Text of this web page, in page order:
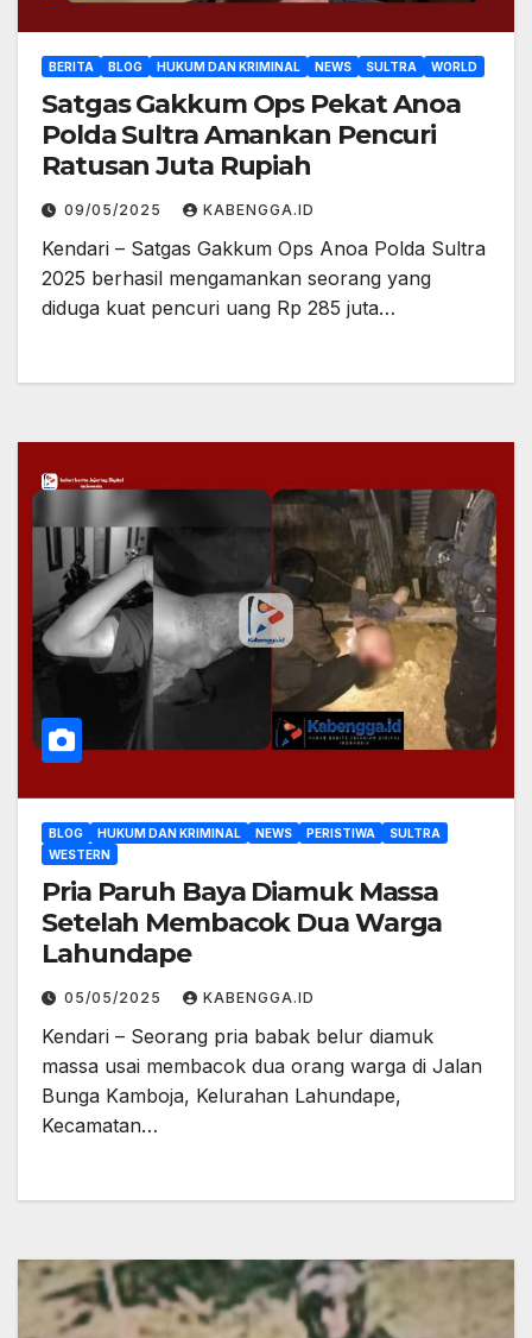
BERITA BLOG HUKUM DAN KRIMINAL NEWS SULTRA WORLD
Satgas Gakkum Ops Pekat Anoa
Polda Sultra Amankan Pencuri
Ratusan Juta Rupiah
09/05/2025 KABENGGA.ID
Kendari – Satgas Gakkum Ops Anoa Polda Sultra
2025 berhasil mengamankan seorang yang
diduga kuat pencuri uang Rp 285 juta…
BLOG HUKUM DAN KRIMINAL NEWS PERISTIWA
SULTRA
WESTERN
Pria Paruh Baya Diamuk Massa
Setelah Membacok Dua Warga
Lahundape
05/05/2025 KABENGGA.ID
Kendari – Seorang pria babak belur diamuk
massa usai membacok dua orang warga di Jalan
Bunga Kamboja, Kelurahan Lahundape,
Kecamatan…